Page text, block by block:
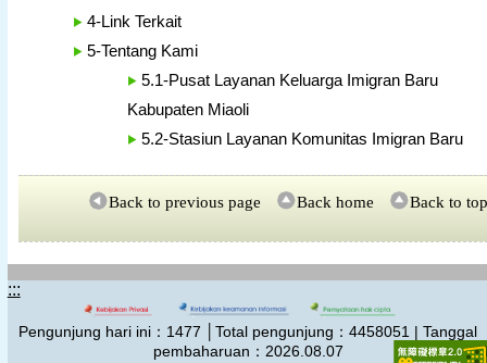
4-Link Terkait
5-Tentang Kami
5.1-Pusat Layanan Keluarga Imigran Baru
Kabupaten Miaoli
5.2-Stasiun Layanan Komunitas Imigran Baru
Back to previous page Back home Back to top
:::
Pengunjung hari ini： 1477 │Total pengunjung：4458051 | Tanggal
pembaharuan：2026.08.07